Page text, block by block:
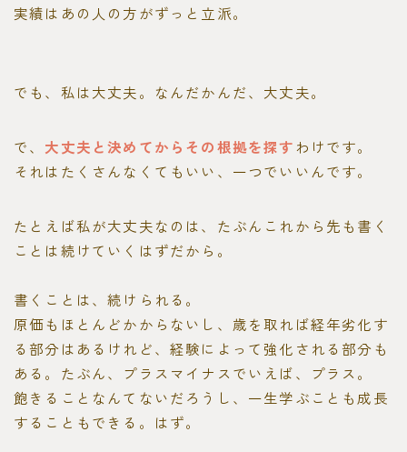
実績はあの人の方がずっと立派。
でも、私は大丈夫。なんだかんだ、大丈夫。
で、 大丈夫と決めてからその根拠を探すわけです。
それはたくさんなくてもいい、一つでいいんです。
たとえば私が大丈夫なのは、たぶんこれから先も書く
ことは続けていくはずだから。
書くことは、続けられる。
原価もほとんどかからないし、歳を取れば経年劣化す
る部分はあるけれど、経験によって強化される部分も
ある。たぶん、プラスマイナスでいえば、プラス。
飽きることなんてないだろうし、一生学ぶことも成長
することもできる。はず。